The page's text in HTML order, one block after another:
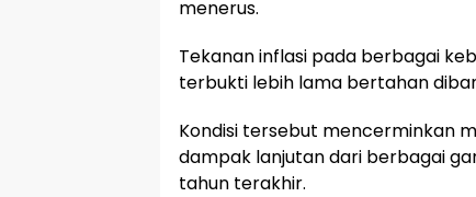
menerus.
Tekanan inflasi pada berbagai
terbukti lebih lama bertahan
Kondisi tersebut mencerminkan
dampak lanjutan dari berbagai
tahun terakhir.